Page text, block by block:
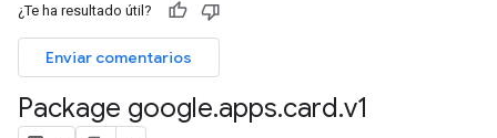
¿Te ha resultado útil?
Enviar comentarios
Package google.apps.card.v1